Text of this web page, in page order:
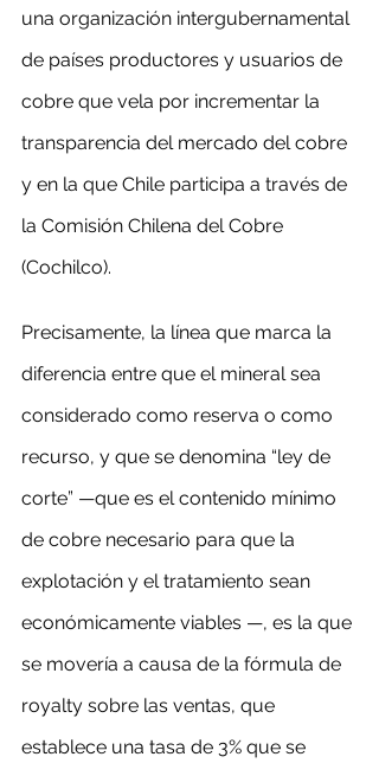
una organización intergubernamental
de países productores y usuarios de
cobre que vela por incrementar la
transparencia del mercado del cobre
y en la que Chile participa a través de
la Comisión Chilena del Cobre
(Cochilco).
Precisamente, la línea que marca la
diferencia entre que el mineral sea
considerado como reserva o como
recurso, y que se denomina “ley de
corte” —que es el contenido mínimo
de cobre necesario para que la
explotación y el tratamiento sean
económicamente viables —, es la que
se movería a causa de la fórmula de
royalty sobre las ventas, que
establece una tasa de 3% que se